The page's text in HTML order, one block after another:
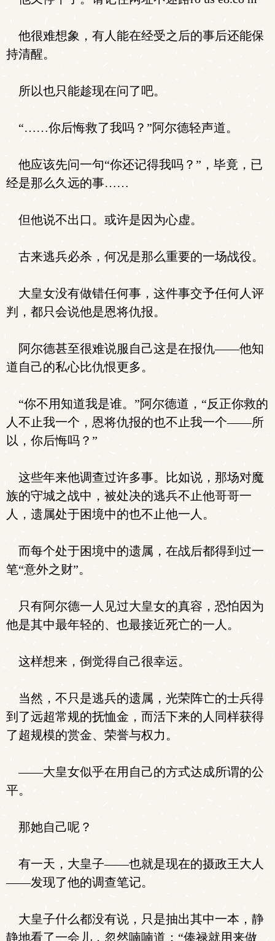
他很难想象，有人能在经受之后的事后还能保
持清醒。
所以也只能趁现在问了吧。
“……你后悔救了我吗？”阿尔德轻声道。
他应该先问一句“你还记得我吗？”，毕竟，已
经是那么久远的事……
但他说不出口。或许是因为心虚。
古来逃兵必杀，何况是那么重要的一场战役。
大皇女没有做错任何事，这件事交予任何人评
判，都只会说他是恩将仇报。
阿尔德甚至很难说服自己这是在报仇——他知
道自己的私心比仇恨更多。
“你不用知道我是谁。”阿尔德道，“反正你救的
人不止我一个，恩将仇报的也不止我一个——所
以，你后悔吗？”
这些年来他调查过许多事。比如说，那场对魔
族的守城之战中，被处决的逃兵不止他哥哥一
人，遗属处于困境中的也不止他一人。
而每个处于困境中的遗属，在战后都得到过一
笔“意外之财”。
只有阿尔德一人见过大皇女的真容，恐怕因为
他是其中最年轻的、也最接近死亡的一人。
这样想来，倒觉得自己很幸运。
当然，不只是逃兵的遗属，光荣阵亡的士兵得
到了远超常规的抚恤金，而活下来的人同样获得
了超规模的赏金、荣誉与权力。
——大皇女似乎在用自己的方式达成所谓的公
平。
那她自己呢？
有一天，大皇子——也就是现在的摄政王大人
——发现了他的调查笔记。
大皇子什么都没有说，只是抽出其中一本，静
静地看了一会儿，忽然喃喃道：“俸禄就用来做